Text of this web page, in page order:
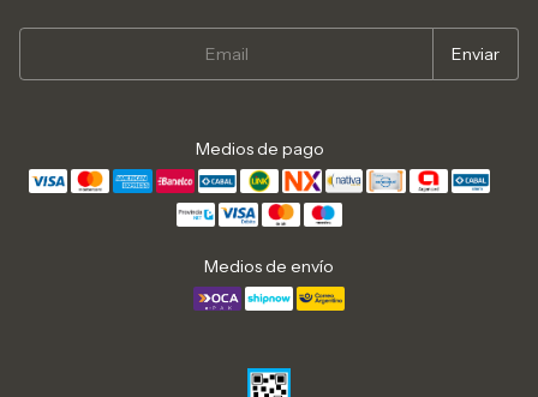
Medios de pago
Medios de envío